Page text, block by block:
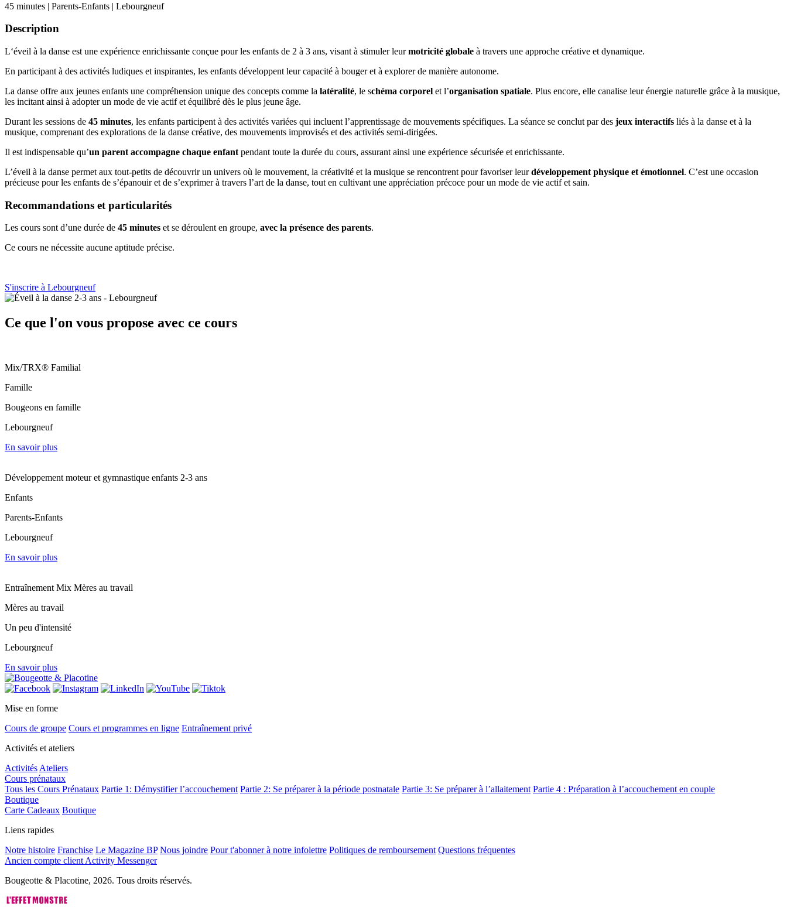
45 minutes | Parents-Enfants | Lebourgneuf
Description
L‘éveil à la danse est une expérience enrichissante conçue pour les enfants de 2 à 3 ans, visant à stimuler leurmotricité globale à travers une approche créative et dynamique.
En participant à des activités ludiques et inspirantes, les enfants développent leur capacité à bouger et à explorer de manière autonome.
La danse offre aux jeunes enfants une compréhension unique des concepts comme la latéralité, le schéma corporel et l’organisation spatiale. Plus encore, elle canalise leur énergie naturelle grâce à la musique,
les incitant ainsi à adopter un mode de vie actif et équilibré dès le plus jeune âge.
Durant les sessions de 45 minutes, les enfants participent à des activités variées qui incluent l’apprentissage de mouvements spécifiques. La séance se conclut par des jeux interactifs liés à la danse et à la
musique, comprenant des explorations de la danse créative, des mouvements improvisés et des activités semi-dirigées.
Il est indispensable qu’un parent accompagne chaque enfant pendant toute la durée du cours, assurant ainsi une expérience sécurisée et enrichissante.
L’éveil à la danse permet aux tout-petits de découvrir un univers où le mouvement, la créativité et la musique se rencontrent pour favoriser leurdéveloppement physique et émotionnel. C’est une occasion
précieuse pour les enfants de s’épanouir et de s’exprimer à travers l’art de la danse, tout en cultivant une appréciation précoce pour un mode de vie actif et sain.
Recommandations et particularités
Les cours sont d’une durée de 45 minutes et se déroulent en groupe, avec la présence des parents.
Ce cours ne nécessite aucune aptitude précise.
S'inscrire à Lebourgneuf
Ce que l'on vous propose avec ce cours
Mix/TRX® Familial
Famille
Bougeons en famille
Lebourgneuf
En savoir plus
Développement moteur et gymnastique enfants 2-3 ans
Enfants
Parents-Enfants
Lebourgneuf
En savoir plus
Entraînement Mix Mères au travail
Mères au travail
Un peu d'intensité
Lebourgneuf
En savoir plus
Mise en forme
Cours de groupe Cours et programmes en ligne Entraînement privé
Activités et ateliers
Activités Ateliers
Cours prénataux
Tous les Cours Prénataux Partie 1: Démystifier l’accouchement Partie 2: Se préparer à la période postnatale Partie 3: Se préparer à l’allaitement Partie 4 : Préparation à l’accouchement en couple
Boutique
Carte Cadeaux Boutique
Liens rapides
Notre histoire Franchise Le Magazine BP Nous joindre Pour t'abonner à notre infolettre Politiques de remboursement Questions fréquentes
Ancien compte client Activity Messenger
Bougeotte & Placotine, 2026. Tous droits réservés.